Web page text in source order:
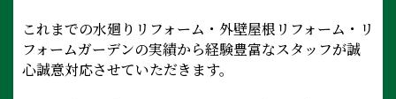
これまでの水廻りリフォーム・外壁屋根リフォーム・リ
フォームガーデンの実績から経験豊富なスタッフが誠
心誠意対応させていただきます。